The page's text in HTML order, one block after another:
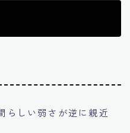
らしい弱さが逆に親近